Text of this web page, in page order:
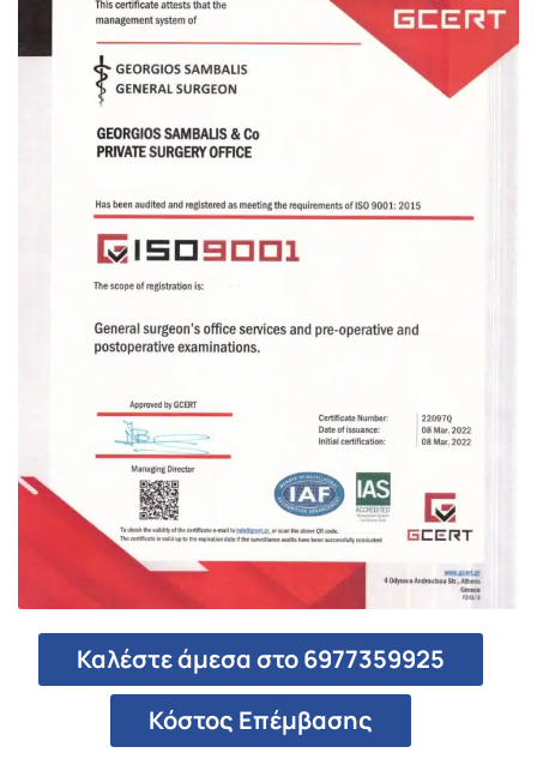
Καλέστε άμεσα στο 6977359925
Κόστος Επέμβασης